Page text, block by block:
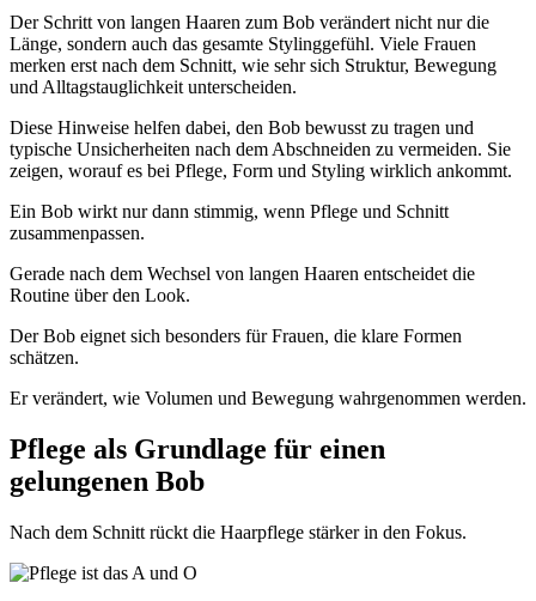
Der Schritt von langen Haaren zum Bob verändert nicht nur die
Länge, sondern auch das gesamte Stylinggefühl. Viele Frauen
merken erst nach dem Schnitt, wie sehr sich Struktur, Bewegung
und Alltagstauglichkeit unterscheiden.
Diese Hinweise helfen dabei, den Bob bewusst zu tragen und
typische Unsicherheiten nach dem Abschneiden zu vermeiden. Sie
zeigen, worauf es bei Pflege, Form und Styling wirklich ankommt.
Ein Bob wirkt nur dann stimmig, wenn Pflege und Schnitt
zusammenpassen.
Gerade nach dem Wechsel von langen Haaren entscheidet die
Routine über den Look.
Der Bob eignet sich besonders für Frauen, die klare Formen
schätzen.
Er verändert, wie Volumen und Bewegung wahrgenommen werden.
Pflege als Grundlage für einen
gelungenen Bob
Nach dem Schnitt rückt die Haarpflege stärker in den Fokus.